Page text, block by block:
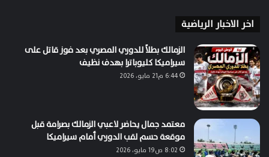
اخر الاخبار الرياضية
الزمالك بطلاً للدوري المصري بعد فوز قاتل على
سيراميكا كليوباترا بهدف نظيف
6:44 م21 مايو، 2026
معتمد جمال يحاضر لاعبي الزمالك بصرامة قبل
موقعة حسم لقب الدوري أمام سيراميكا
8:02 ص19 مايو، 2026